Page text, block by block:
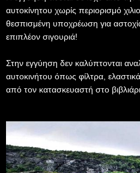
αυτοκίνητου χωρίς περιορισμό
θεσπισμένη υποχρέωση για
επιπλέον σιγουριά!
Στην εγγύηση δεν καλύπτονται
αυτοκινήτου όπως φίλτρα,
από τον κατασκευαστή στο